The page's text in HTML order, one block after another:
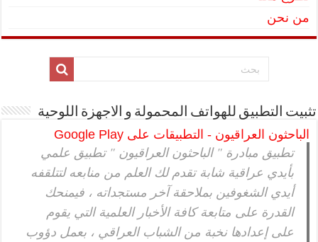
من نحن
تثبيت التطبيق للهواتف المحمولة و الاجهزة اللوحية
الباحثون العراقيون - التطبيقات على Google Play
تطبيق مبادرة " الباحثون العراقيون " تطبيق علمي
بأيدي عراقية شابة تقدم لك العلم من منابعه لتتلقفه
أيدي الشغوفين بملاحقة آخر مستجداته ، فيمنحك
القدرة على متابعة كافة الأخبار العلمية التي يقوم
على إعدادها نخبة من الشباب العراقي ، بعمل دؤوب